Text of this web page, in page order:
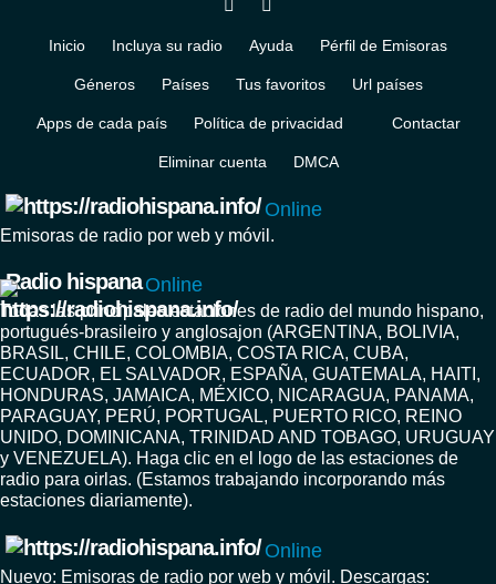
Inicio Incluya su radio Ayuda Pérfil de Emisoras
Géneros Países Tus favoritos Url países
Apps de cada país Política de privacidad Contactar
Eliminar cuenta DMCA
Online
Emisoras de radio por web y móvil.
Radio hispana Online
Todas las principales estaciones de radio del mundo hispano,
portugués-brasileiro y anglosajon (ARGENTINA, BOLIVIA,
BRASIL, CHILE, COLOMBIA, COSTA RICA, CUBA,
ECUADOR, EL SALVADOR, ESPAÑA, GUATEMALA, HAITI,
HONDURAS, JAMAICA, MÉXICO, NICARAGUA, PANAMA,
PARAGUAY, PERÚ, PORTUGAL, PUERTO RICO, REINO
UNIDO, DOMINICANA, TRINIDAD AND TOBAGO, URUGUAY
y VENEZUELA). Haga clic en el logo de las estaciones de
radio para oirlas. (Estamos trabajando incorporando más
estaciones diariamente).
Online
Nuevo: Emisoras de radio por web y móvil. Descargas: